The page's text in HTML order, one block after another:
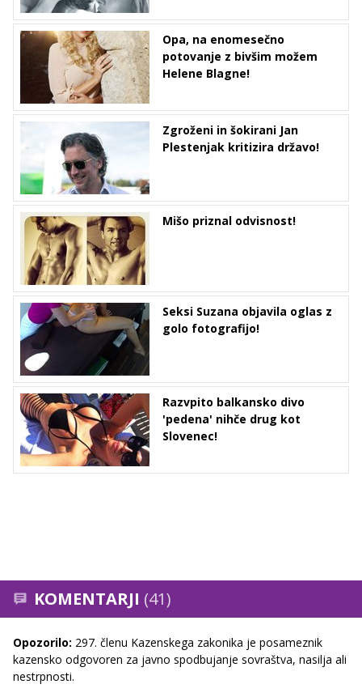
Opa, na enomesečno
potovanje z bivšim možem
Helene Blagne!
Zgroženi in šokirani Jan
Plestenjak kritizira državo!
Mišo priznal odvisnost!
Seksi Suzana objavila oglas z
golo fotografijo!
Razvpito balkansko divo
'pedena' nihče drug kot
Slovenec!
KOMENTARJI (41)
Opozorilo: 297. členu Kazenskega zakonika je posameznik
kazensko odgovoren za javno spodbujanje sovraštva, nasilja ali
nestrpnosti.